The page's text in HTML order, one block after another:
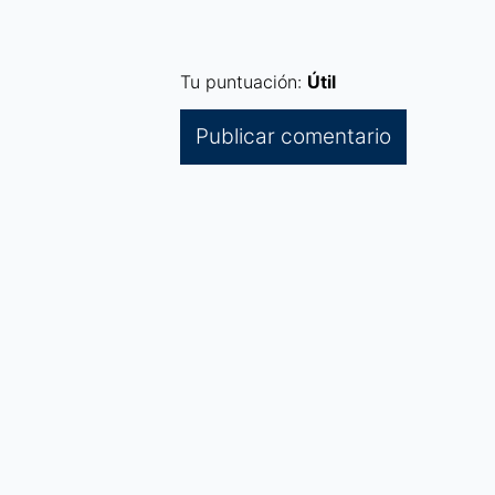
Tu puntuación: Útil